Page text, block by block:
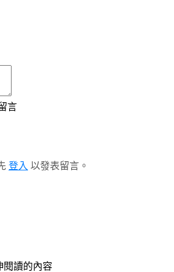
言
登入 以發表留言。
閱讀的內容